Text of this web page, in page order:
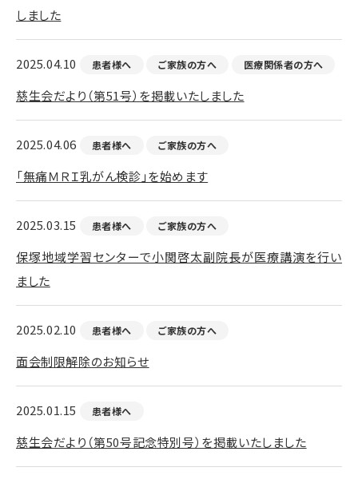
しました
2025.04.10 患者様へ ご家族の方へ 医療関係者の方へ
慈生会だより（第51号）を掲載いたしました
2025.04.06 患者様へ ご家族の方へ
「無痛ＭＲＩ乳がん検診」を始めます
2025.03.15 患者様へ ご家族の方へ
保塚地域学習センターで小関啓太副院長が医療講演を行い
ました
2025.02.10 患者様へ ご家族の方へ
面会制限解除のお知らせ
2025.01.15 患者様へ
慈生会だより（第50号記念特別号）を掲載いたしました